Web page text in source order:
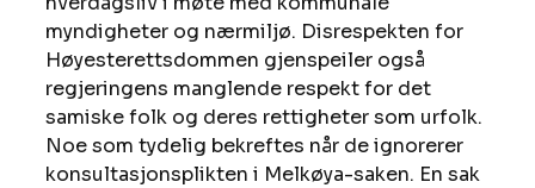
myndigheter og nærmiljø. Disrespekten for
Høyesterettsdommen gjenspeiler også
regjeringens manglende respekt for det
samiske folk og deres rettigheter som urfolk.
Noe som tydelig bekreftes når de ignorerer
konsultasjonsplikten i Melkøya-saken. En sak